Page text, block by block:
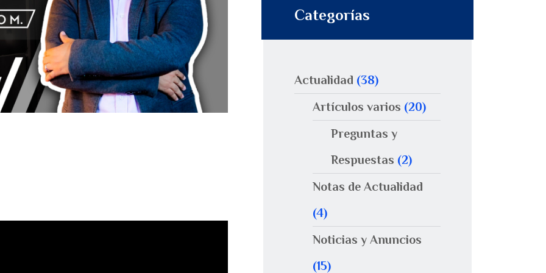
Categorías
Actualidad (38)
Artículos varios (20)
Preguntas y
Respuestas (2)
Notas de Actualidad
(4)
Noticias y Anuncios
(15)